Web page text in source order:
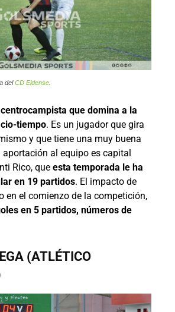
delCD Eldense
que domina a la
tiempo. Es un jugador que gira
y que tiene una muy buena
aportación al equipo es capital
Rico, que esta temporada le ha
en 19 partidos. El impacto de
en el comienzo de la competición,
en 5 partidos, números de
(ATLÉTICO